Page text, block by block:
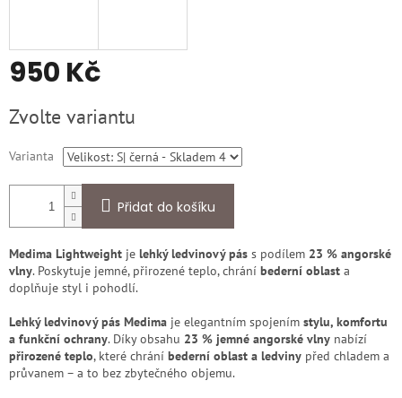
950 Kč
cena:
Zvolte variantu
Varianta
Přidat do košíku
Medima Lightweight je lehký ledvinový pás s podílem 23 % angorské
vlny. Poskytuje jemné, přirozené teplo, chrání bederní oblast a
doplňuje styl i pohodlí.
Lehký ledvinový pás Medima je elegantním spojením stylu, komfortu
a funkční ochrany. Díky obsahu 23 % jemné angorské vlny nabízí
přirozené teplo, které chrání bederní oblast a ledviny před chladem a
průvanem – a to bez zbytečného objemu.